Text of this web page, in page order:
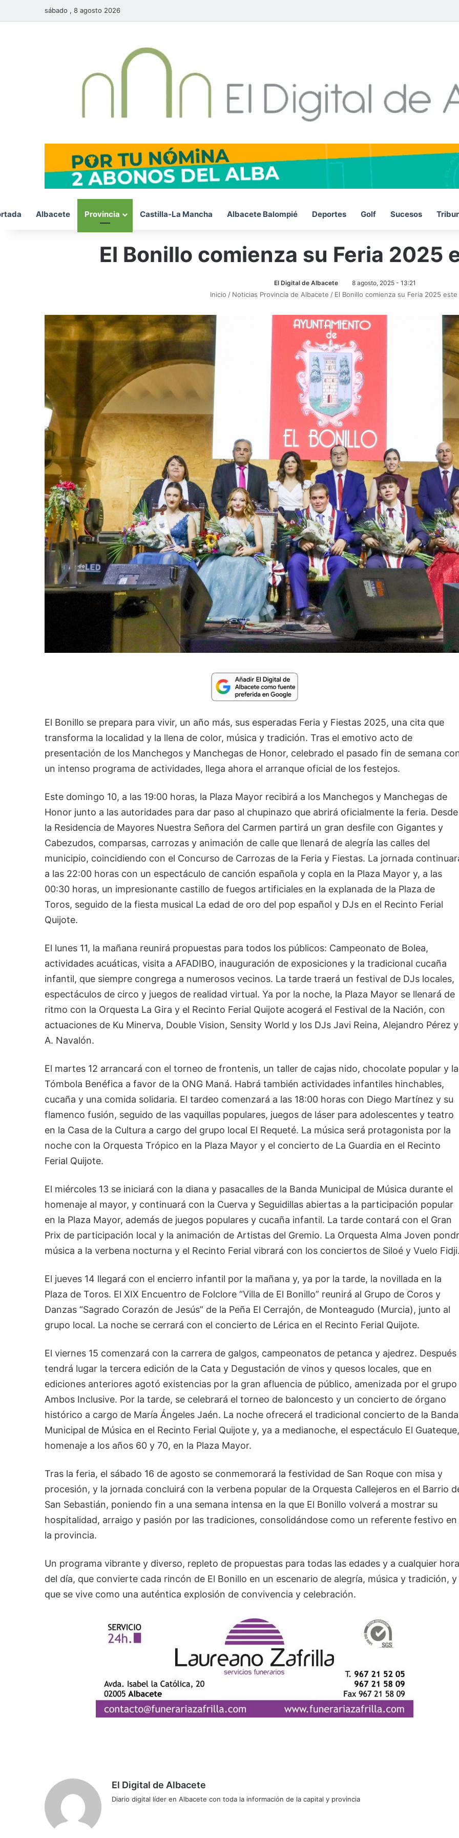
sábado , 8 agosto 2026
Albacete Provincia Castilla-La Mancha Albacete Balompié Deportes Golf Sucesos
El Bonillo comienza su Feria 2025
El Digital de Albacete 8 agosto, 2025 - 13:21
Inicio / Noticias Provincia de Albacete / El Bonillo comienza su Feria 2025
El Bonillo se prepara para vivir, un año más, sus esperadas Feria y Fiestas 2025, una cita que
transforma la localidad y la llena de color, música y tradición. Tras el emotivo acto de
presentación de los Manchegos y Manchegas de Honor, celebrado el pasado fin de semana
un intenso programa de actividades, llega ahora el arranque oficial de los festejos.
Este domingo 10, a las 19:00 horas, la Plaza Mayor recibirá a los Manchegos y Manchegas de
Honor junto a las autoridades para dar paso al chupinazo que abrirá oficialmente la feria. Desde
la Residencia de Mayores Nuestra Señora del Carmen partirá un gran desfile con Gigantes y
Cabezudos, comparsas, carrozas y animación de calle que llenará de alegría las calles del
municipio, coincidiendo con el Concurso de Carrozas de la Feria y Fiestas. La jornada
a las 22:00 horas con un espectáculo de canción española y copla en la Plaza Mayor y, a las
00:30 horas, un impresionante castillo de fuegos artificiales en la explanada de la Plaza de
Toros, seguido de la fiesta musical La edad de oro del pop español y DJs en el Recinto Ferial
Quijote.
El lunes 11, la mañana reunirá propuestas para todos los públicos: Campeonato de Bolea,
actividades acuáticas, visita a AFADIBO, inauguración de exposiciones y la tradicional cucaña
infantil, que siempre congrega a numerosos vecinos. La tarde traerá un festival de DJs locales,
espectáculos de circo y juegos de realidad virtual. Ya por la noche, la Plaza Mayor se llenará de
ritmo con la Orquesta La Gira y el Recinto Ferial Quijote acogerá el Festival de la Nación, con
actuaciones de Ku Minerva, Double Vision, Sensity World y los DJs Javi Reina, Alejandro Pérez y
A. Navalón.
El martes 12 arrancará con el torneo de frontenis, un taller de cajas nido, chocolate popular y la
Tómbola Benéfica a favor de la ONG Maná. Habrá también actividades infantiles hinchables,
cucaña y una comida solidaria. El tardeo comenzará a las 18:00 horas con Diego Martínez y su
flamenco fusión, seguido de las vaquillas populares, juegos de láser para adolescentes y teatro
en la Casa de la Cultura a cargo del grupo local El Requeté. La música será protagonista por la
noche con la Orquesta Trópico en la Plaza Mayor y el concierto de La Guardia en el Recinto
Ferial Quijote.
El miércoles 13 se iniciará con la diana y pasacalles de la Banda Municipal de Música durante el
homenaje al mayor, y continuará con la Cuerva y Seguidillas abiertas a la participación popular
en la Plaza Mayor, además de juegos populares y cucaña infantil. La tarde contará con el Gran
Prix de participación local y la animación de Artistas del Gremio. La Orquesta Alma Joven
música a la verbena nocturna y el Recinto Ferial vibrará con los conciertos de Siloé y Vuelo
El jueves 14 llegará con el encierro infantil por la mañana y, ya por la tarde, la novillada en la
Plaza de Toros. El XIX Encuentro de Folclore “Villa de El Bonillo” reunirá al Grupo de Coros y
Danzas “Sagrado Corazón de Jesús” de la Peña El Cerrajón, de Monteagudo (Murcia), junto al
grupo local. La noche se cerrará con el concierto de Lérica en el Recinto Ferial Quijote.
El viernes 15 comenzará con la carrera de galgos, campeonatos de petanca y ajedrez. Después
tendrá lugar la tercera edición de la Cata y Degustación de vinos y quesos locales, que en
ediciones anteriores agotó existencias por la gran afluencia de público, amenizada por el grupo
Ambos Inclusive. Por la tarde, se celebrará el torneo de baloncesto y un concierto de órgano
histórico a cargo de María Ángeles Jaén. La noche ofrecerá el tradicional concierto de la Banda
Municipal de Música en el Recinto Ferial Quijote y, ya a medianoche, el espectáculo El Guateque,
homenaje a los años 60 y 70, en la Plaza Mayor.
Tras la feria, el sábado 16 de agosto se conmemorará la festividad de San Roque con misa y
procesión, y la jornada concluirá con la verbena popular de la Orquesta Callejeros en el Barrio
San Sebastián, poniendo fin a una semana intensa en la que El Bonillo volverá a mostrar su
hospitalidad, arraigo y pasión por las tradiciones, consolidándose como un referente festivo en
la provincia.
Un programa vibrante y diverso, repleto de propuestas para todas las edades y a cualquier hora
del día, que convierte cada rincón de El Bonillo en un escenario de alegría, música y tradición, y
que se vive como una auténtica explosión de convivencia y celebración.
El Digital de Albacete
Diario digital líder en Albacete con toda la información de la capital y provincia